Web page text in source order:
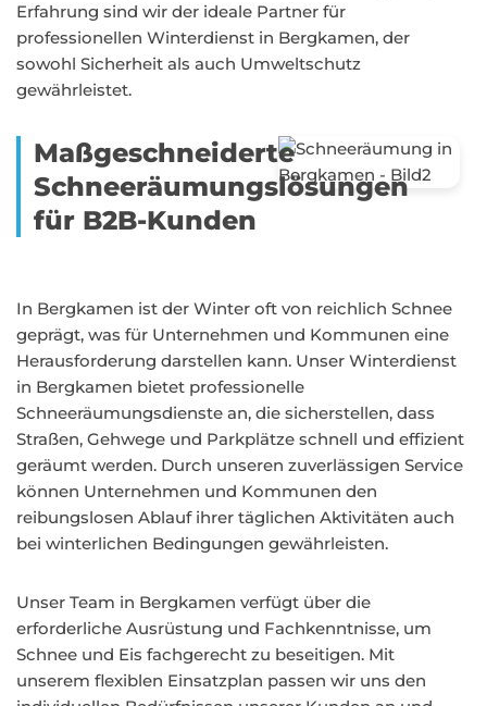
Erfahrung sind wir der ideale Partner für
professionellen Winterdienst in Bergkamen, der
sowohl Sicherheit als auch Umweltschutz
gewährleistet.
Maßgeschneiderte
Schneeräumungslösungen
für B2B-Kunden
In Bergkamen ist der Winter oft von reichlich Schnee
geprägt, was für Unternehmen und Kommunen eine
Herausforderung darstellen kann. Unser Winterdienst
in Bergkamen bietet professionelle
Schneeräumungsdienste an, die sicherstellen, dass
Straßen, Gehwege und Parkplätze schnell und effizient
geräumt werden. Durch unseren zuverlässigen Service
können Unternehmen und Kommunen den
reibungslosen Ablauf ihrer täglichen Aktivitäten auch
bei winterlichen Bedingungen gewährleisten.
Unser Team in Bergkamen verfügt über die
erforderliche Ausrüstung und Fachkenntnisse, um
Schnee und Eis fachgerecht zu beseitigen. Mit
unserem flexiblen Einsatzplan passen wir uns den